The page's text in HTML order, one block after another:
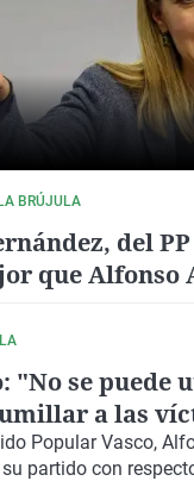
BRÚJULA
del
que Alfonso
"No se puede
a las
Popular Vasco,
partido con